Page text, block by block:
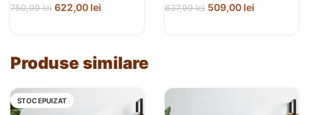
750,99lei 622,00 lei 637,99lei 509,00 lei
Produse similare
STOC EPUIZAT